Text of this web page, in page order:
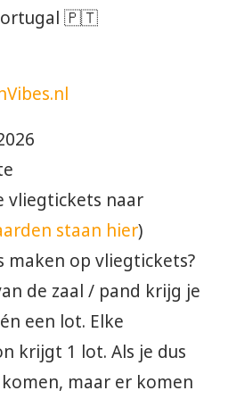
🇵🇹
vliegtickets naar
staan hier)
maken op vliegtickets?
de zaal / pand krijg je
een lot. Elke
krijgt 1 lot. Als je dus
maar er komen